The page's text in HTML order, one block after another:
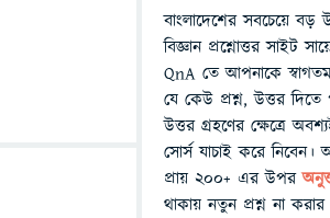
বাংলাদেশের সবচেয়ে বড়
বিজ্ঞান প্রশ্নোত্তর সাইট
QnA তে আপনাকে
যে কেউ প্রশ্ন, উত্তর দিতে
উত্তর গ্রহণের ক্ষেত্রে
সোর্স যাচাই করে
প্রায় ২০০+ এর উপর
থাকায় নতুন প্রশ্ন না